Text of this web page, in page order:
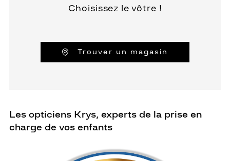
Choisissez le vôtre !
Trouver un magasin
Les opticiens Krys, experts de la prise en
charge de vos enfants